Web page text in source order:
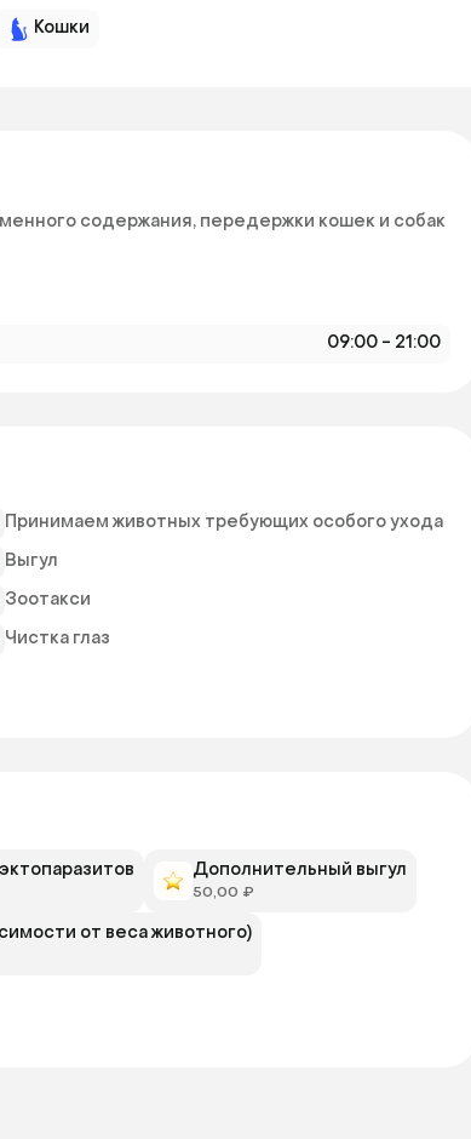
Кошки
содержания, передержки кошек и собак
09:00 - 21:00
Принимаем животных требующих особого ухода
Выгул
Зоотакси
Чистка глаз
Дополнительный выгул
50,00 ₽
от веса животного)